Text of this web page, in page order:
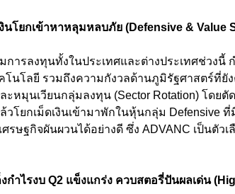
งินโยกเข้าหาหลุมหลบภัย (Defensive & Value
การลงทุนทั้งในประเทศและต่างประเทศช่วง
โนโลยี รวมถึงความกังวลด้านภูมิรัฐศาสตร์ที่ยั
ะหมุนเวียนกลุ่มลงทุน (Sector Rotation) โดยตั
วโยกเม็ดเงินเข้ามาพักในหุ้นกลุ่ม
ศรษฐกิจผันผวนได้อย่างดี ซึ่ง ADVANC เป็นตั
งกำไรงบ Q2 แข็งแกร่ง ควบสตอรี่ปันผลเด่น